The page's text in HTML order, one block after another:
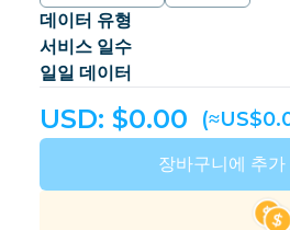
코스타리카
덴마크 도미니카
엘살바도르 에스토니
모든 목
데이터 유형
서비스 일수
일일 데이터
USD: $0.00
장바구니에 추가